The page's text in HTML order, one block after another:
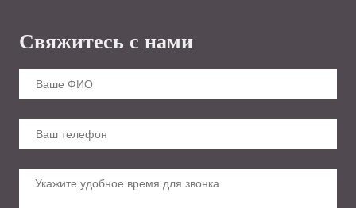
Свяжитесь с нами